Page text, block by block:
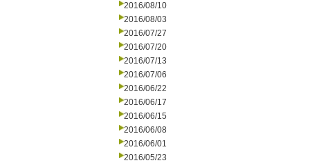
2016/08/10
2016/08/03
2016/07/27
2016/07/20
2016/07/13
2016/07/06
2016/06/22
2016/06/17
2016/06/15
2016/06/08
2016/06/01
2016/05/23